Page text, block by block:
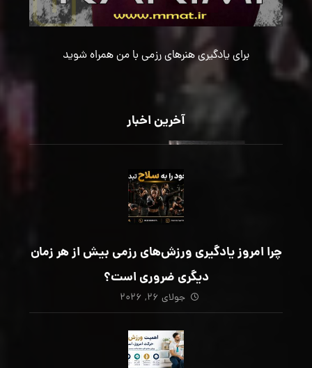
برای یادگیری هنرهای رزمی با من همراه شوید
آخرین اخبار
چرا امروز یادگیری ورزش‌های رزمی بیش از هر زمان
دیگری ضروری است؟
جولای ۲۶, ۲۰۲۶